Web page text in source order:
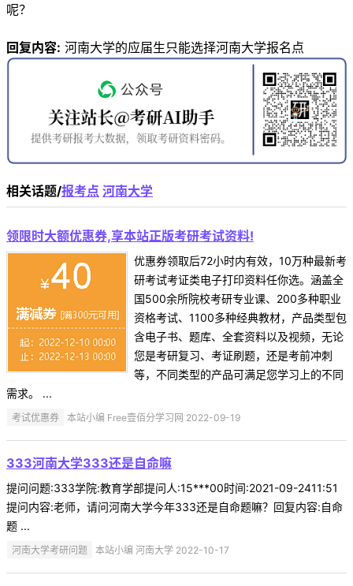
呢？
回复内容: 河南大学的应届生只能选择河南大学报名点
相关话题/报考点 河南大学
领限时大额优惠券,享本站正版考研考试资料!
优惠券领取后72小时内有效，10万种最新考
研考试考证类电子打印资料任你选。涵盖全
国500余所院校考研专业课、200多种职业
资格考试、1100多种经典教材，产品类型包
含电子书、题库、全套资料以及视频，无论
您是考研复习、考证刷题，还是考前冲刺
等，不同类型的产品可满足您学习上的不同
需求。 ...
考试优惠券 本站小编 Free壹佰分学习网 2022-09-19
333河南大学333还是自命嘛
提问问题:333学院:教育学部提问人:15***00时间:2021-09-2411:51
提问内容:老师，请问河南大学今年333还是自命题嘛？回复内容:自命
题 ...
河南大学考研问题 本站小编 河南大学 2022-10-17